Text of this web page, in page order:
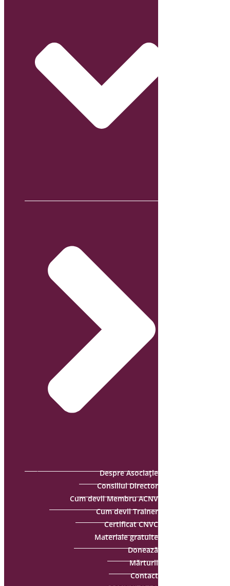
Despre Asociație
Consiliul Director
Cum devii Membru ACNV
Cum devii Trainer
Certificat CNVC
Materiale gratuite
Donează
Mărturii
Contact